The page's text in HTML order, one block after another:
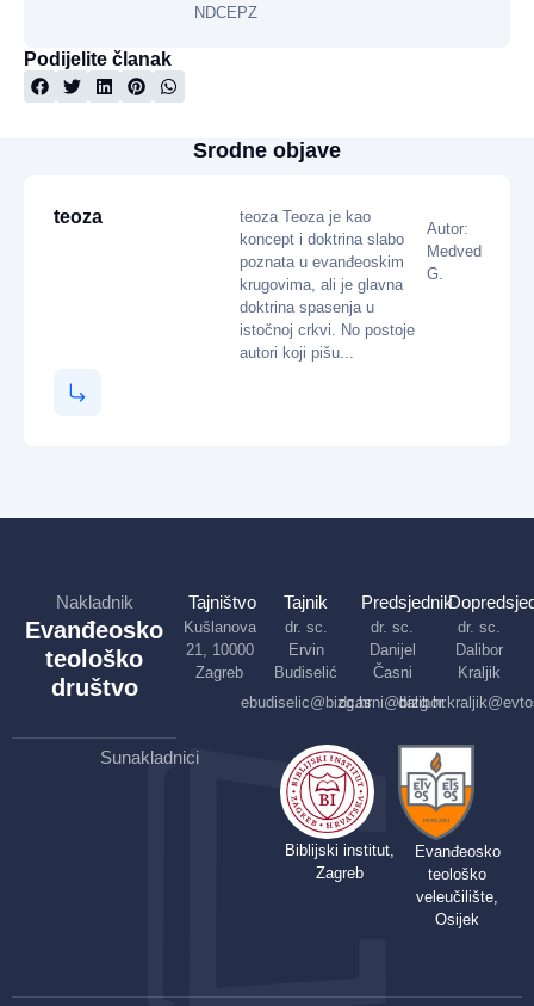
NDCEPZ
Podijelite članak
Srodne objave
teoza
teoza Teoza je kao
koncept i doktrina slabo
poznata u evanđeoskim
krugovima, ali je glavna
doktrina spasenja u
istočnoj crkvi. No postoje
autori koji pišu...
Autor:
Medved
G.
Nakladnik
Evanđeosko
teološko
društvo
Tajništvo
Kušlanova
21, 10000
Zagreb
Tajnik
dr. sc.
Ervin
Budiselić
ebudiselic@bizg.hr
Predsjednik
dr. sc.
Danijel
Časni
dcasni@bizg.hr
dr. sc.
Dalibor
Kraljik
Sunakladnici
Biblijski institut,
Zagreb
Evanđeosko
teološko
veleučilište,
Osijek